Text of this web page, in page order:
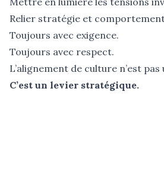
Relier stratégie et
Toujours avec exigence.
Toujours avec respect.
L’alignement de culture n’est
C’est un levier stratégique.